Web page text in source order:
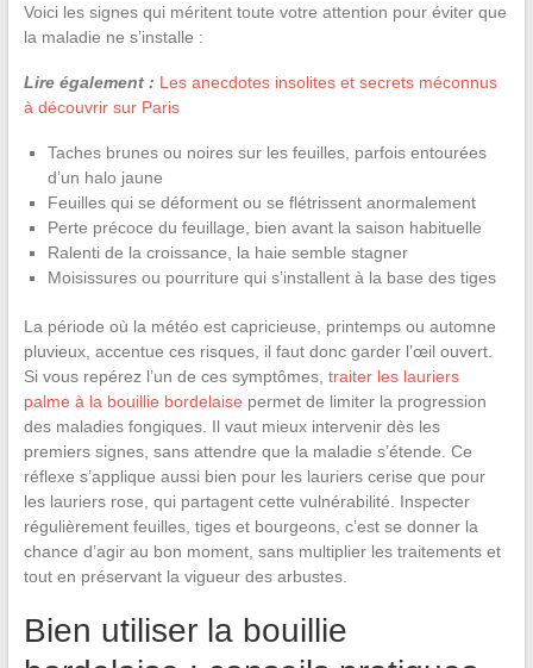
Voici les signes qui méritent toute votre attention pour éviter que
la maladie ne s’installe :
Lire également : Les anecdotes insolites et secrets méconnus
à découvrir sur Paris
Taches brunes ou noires sur les feuilles, parfois entourées
d’un halo jaune
Feuilles qui se déforment ou se flétrissent anormalement
Perte précoce du feuillage, bien avant la saison habituelle
Ralenti de la croissance, la haie semble stagner
Moisissures ou pourriture qui s’installent à la base des tiges
La période où la météo est capricieuse, printemps ou automne
pluvieux, accentue ces risques, il faut donc garder l’œil ouvert.
Si vous repérez l’un de ces symptômes, traiter les lauriers
palme à la bouillie bordelaise permet de limiter la progression
des maladies fongiques. Il vaut mieux intervenir dès les
premiers signes, sans attendre que la maladie s’étende. Ce
réflexe s’applique aussi bien pour les lauriers cerise que pour
les lauriers rose, qui partagent cette vulnérabilité. Inspecter
régulièrement feuilles, tiges et bourgeons, c’est se donner la
chance d’agir au bon moment, sans multiplier les traitements et
tout en préservant la vigueur des arbustes.
Bien utiliser la bouillie